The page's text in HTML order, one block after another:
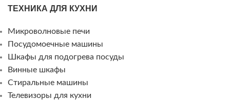
ТЕХНИКА ДЛЯ КУХНИ
Микроволновые печи
Посудомоечные машины
Шкафы для подогрева посуды
Винные шкафы
Стиральные машины
Телевизоры для кухни